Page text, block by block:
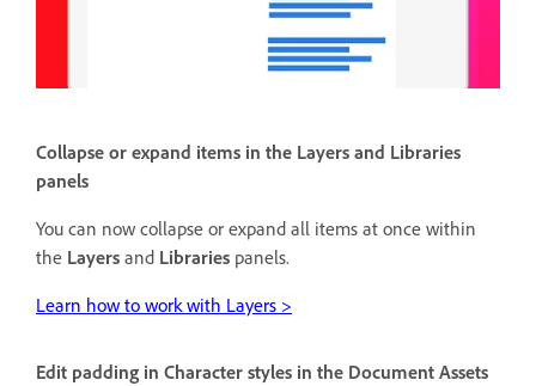
Collapse or expand items in the Layers and Libraries
panels
You can now collapse or expand all items at once within
the Layers and Libraries panels.
Learn how to work with Layers >
Edit padding in Character styles in the Document Assets